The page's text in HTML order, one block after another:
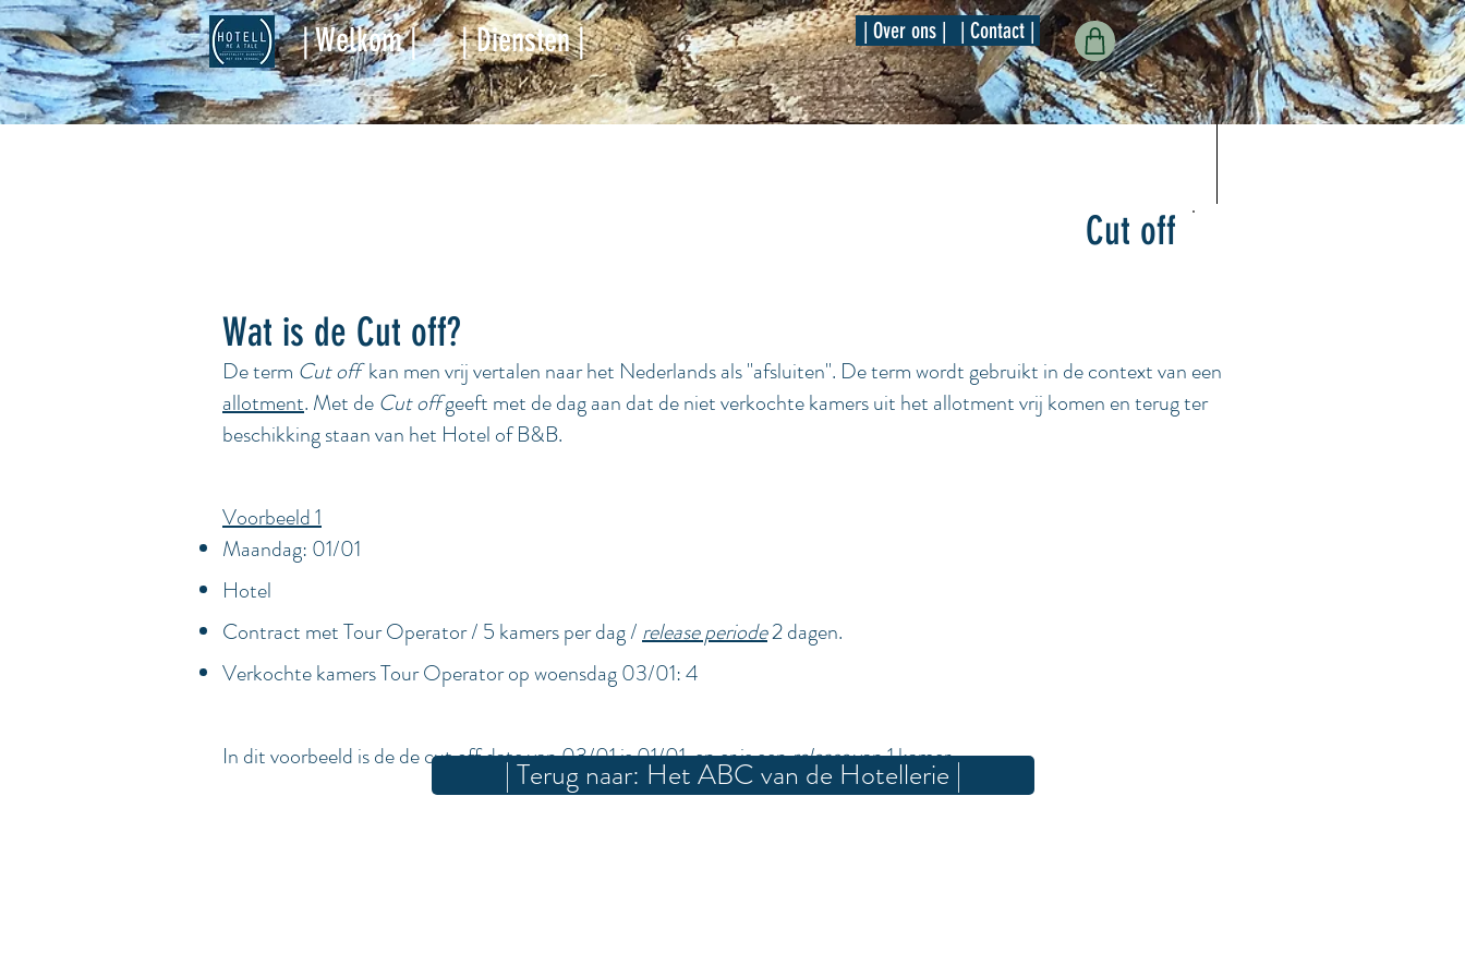
| Welkom | | Diensten | | Over ons | | Contact |
Cut off
Wat is de Cut off?
De term Cut offkan men vrij vertalen naar het Nederlands als "afsluiten". De term wordt gebruikt in de context van een
allotment. Met de Cut offgeeft met de dagaan dat de niet verkochte kamers uit het allotment vrij komen en terug ter
beschikking staan van het Hotel of B&B.
Voorbeeld 1
Maandag: 01/01
Hotel
Contract met Tour Operator / 5 kamers per dag /release periode2 dagen.
Verkochte kamers Tour Operator op woensdag 03/01: 4
In dit voorbeeld is de de cut off date van 03/01 is 01/01 en er is eenreleasevan 1 kamer.
| Terug naar: Het ABC van de Hotellerie |